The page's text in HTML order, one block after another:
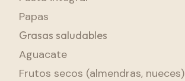
Papas
Grasas saludables
Aguacate
Frutos secos (almendras, nueces)